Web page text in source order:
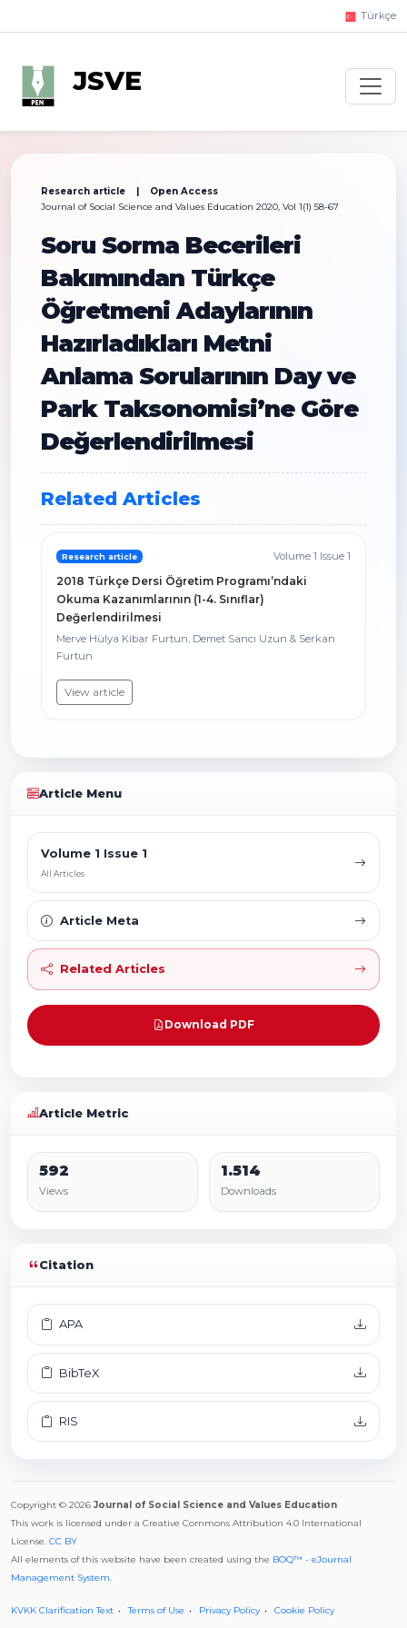
Türkçe
JSVE
Research article | Open Access
Journal of Social Science and Values Education 2020, Vol 1(1) 58-67
Soru Sorma Becerileri
Bakımından Türkçe
Öğretmeni Adaylarının
Hazırladıkları Metni
Anlama Sorularının Day ve
Park Taksonomisi’ne Göre
Değerlendirilmesi
Related Articles
Research article Volume 1 Issue 1
2018 Türkçe Dersi Öğretim Programı’ndaki
Okuma Kazanımlarının (1-4. Sınıflar)
Değerlendirilmesi
Merve Hülya Kibar Furtun, Demet Sancı Uzun & Serkan
Furtun
View article
Article Menu
Volume 1 Issue 1
All Articles
Article Meta
Related Articles
Download PDF
Article Metric
592
Views
1.514
Downloads
Citation
APA
BibTeX
RIS
Copyright © 2026 Journal of Social Science and Values Education
This work is licensed under a Creative Commons Attribution 4.0 International
License. CC BY
All elements of this website have been created using the BOQ™ - eJournal
Management System.
KVKK Clarification Text Terms of Use Privacy Policy Cookie Policy